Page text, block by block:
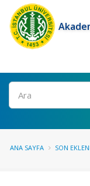
Ara
ANA SAYFA SON